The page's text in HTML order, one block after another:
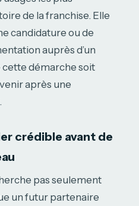
de la franchise. Elle
candidature ou de
auprès d’un
cette démarche soit
après une
crédible avant de
pas seulement
un futur partenaire